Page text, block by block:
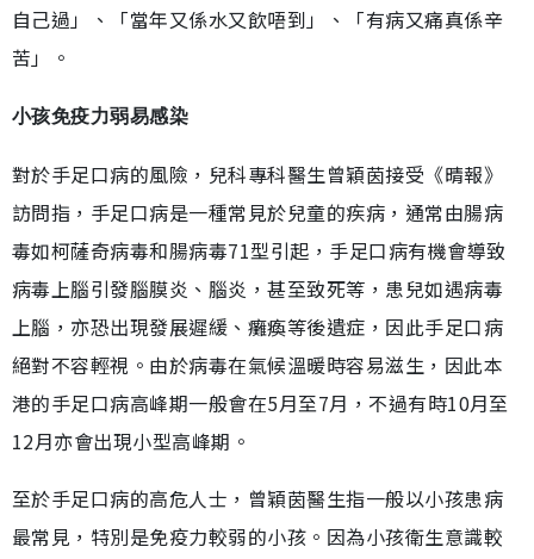
自己過」、「當年又係水又飲唔到」、「有病又痛真係辛
苦」。
小孩免疫力弱易感染
對於手足口病的風險，兒科專科醫生曾穎茵接受《晴報》
訪問指，手足口病是一種常見於兒童的疾病，通常由腸病
毒如柯薩奇病毒和腸病毒71型引起，手足口病有機會導致
病毒上腦引發腦膜炎、腦炎，甚至致死等，患兒如遇病毒
上腦，亦恐出現發展遲緩、癱瘓等後遺症，因此手足口病
絕對不容輕視。由於病毒在氣候溫暖時容易滋生，因此本
港的手足口病高峰期一般會在5月至7月，不過有時10月至
12月亦會出現小型高峰期。
至於手足口病的高危人士，曾穎茵醫生指一般以小孩患病
最常見，特別是免疫力較弱的小孩。因為小孩衛生意識較